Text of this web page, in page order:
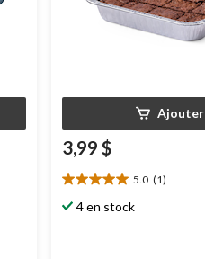
Ajouter
3,99 $
5.0 (1)
5.0
étoile(s)
4 en stock